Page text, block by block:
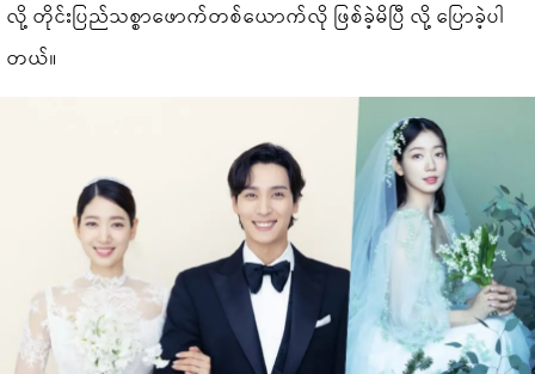
လို့ တိုင်းပြည်သစ္စာဖောက်တစ်ယောက်လို ဖြစ်ခဲ့မိပြီ လို့ ပြောခဲ့ပါ
တယ်။